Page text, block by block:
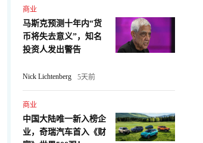
商业
马斯克预测十年内“货
币将失去意义”，知名
投资人发出警告
Nick Lichtenberg 5天前
商业
中国大陆唯一新入榜企
业，奇瑞汽车首入《财